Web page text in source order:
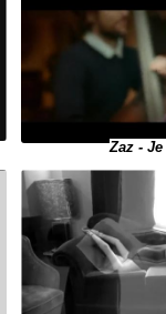
Zaz -